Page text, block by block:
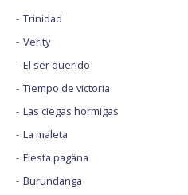
Trinidad
Verity
El ser querido
Tiempo de victoria
Las ciegas hormigas
La maleta
Fiesta pagäna
Burundanga